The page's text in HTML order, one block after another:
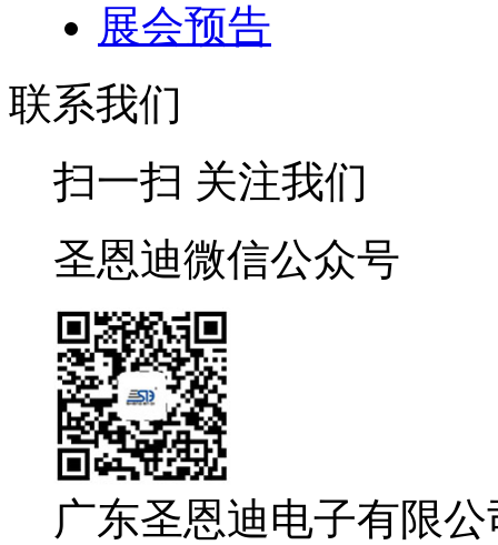
展会预告
联系我们
扫一扫 关注我们
圣恩迪微信公众号
广东圣恩迪电子有限公